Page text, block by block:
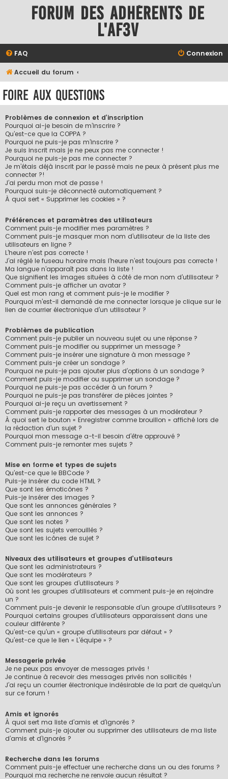
Forum des adhérents de
l'AF3V
FAQ Connexion
Accueil du forum
Foire aux questions
Problèmes de connexion et d’inscription
Pourquoi ai-je besoin de m’inscrire ?
Qu’est-ce que la COPPA ?
Pourquoi ne puis-je pas m’inscrire ?
Je suis inscrit mais je ne peux pas me connecter !
Pourquoi ne puis-je pas me connecter ?
Je m’étais déjà inscrit par le passé mais ne peux à présent plus me
connecter ?!
J’ai perdu mon mot de passe !
Pourquoi suis-je déconnecté automatiquement ?
À quoi sert « Supprimer les cookies » ?
Préférences et paramètres des utilisateurs
Comment puis-je modifier mes paramètres ?
Comment puis-je masquer mon nom d’utilisateur de la liste des
utilisateurs en ligne ?
L’heure n’est pas correcte !
J’ai réglé le fuseau horaire mais l’heure n’est toujours pas correcte !
Ma langue n’apparaît pas dans la liste !
Que signifient les images situées à côté de mon nom d’utilisateur ?
Comment puis-je afficher un avatar ?
Quel est mon rang et comment puis-je le modifier ?
Pourquoi m’est-il demandé de me connecter lorsque je clique sur le
lien de courrier électronique d’un utilisateur ?
Problèmes de publication
Comment puis-je publier un nouveau sujet ou une réponse ?
Comment puis-je modifier ou supprimer un message ?
Comment puis-je insérer une signature à mon message ?
Comment puis-je créer un sondage ?
Pourquoi ne puis-je pas ajouter plus d’options à un sondage ?
Comment puis-je modifier ou supprimer un sondage ?
Pourquoi ne puis-je pas accéder à un forum ?
Pourquoi ne puis-je pas transférer de pièces jointes ?
Pourquoi ai-je reçu un avertissement ?
Comment puis-je rapporter des messages à un modérateur ?
À quoi sert le bouton « Enregistrer comme brouillon » affiché lors de
la rédaction d’un sujet ?
Pourquoi mon message a-t-il besoin d’être approuvé ?
Comment puis-je remonter mes sujets ?
Mise en forme et types de sujets
Qu’est-ce que le BBCode ?
Puis-je insérer du code HTML ?
Que sont les émoticônes ?
Puis-je insérer des images ?
Que sont les annonces générales ?
Que sont les annonces ?
Que sont les notes ?
Que sont les sujets verrouillés ?
Que sont les icônes de sujet ?
Niveaux des utilisateurs et groupes d’utilisateurs
Que sont les administrateurs ?
Que sont les modérateurs ?
Que sont les groupes d’utilisateurs ?
Où sont les groupes d’utilisateurs et comment puis-je en rejoindre
un ?
Comment puis-je devenir le responsable d’un groupe d’utilisateurs ?
Pourquoi certains groupes d’utilisateurs apparaissent dans une
couleur différente ?
Qu’est-ce qu’un « groupe d’utilisateurs par défaut » ?
Qu’est-ce que le lien « L’équipe » ?
Messagerie privée
Je ne peux pas envoyer de messages privés !
Je continue à recevoir des messages privés non sollicités !
J’ai reçu un courrier électronique indésirable de la part de quelqu’un
sur ce forum !
Amis et ignorés
À quoi sert ma liste d’amis et d’ignorés ?
Comment puis-je ajouter ou supprimer des utilisateurs de ma liste
d’amis et d’ignorés ?
Recherche dans les forums
Comment puis-je effectuer une recherche dans un ou des forums ?
Pourquoi ma recherche ne renvoie aucun résultat ?